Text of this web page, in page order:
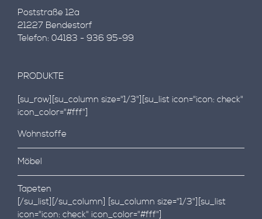
Poststraße 12a
21227 Bendestorf
Telefon: 04183 - 936 95-99
PRODUKTE
[su_row][su_column size="1/3"][su_list icon="icon: check"
icon_color="#fff"]
Wohnstoffe
Möbel
Tapeten
[/su_list][/su_column] [su_column size="1/3"][su_list
icon="icon: check" icon_color="#fff"]